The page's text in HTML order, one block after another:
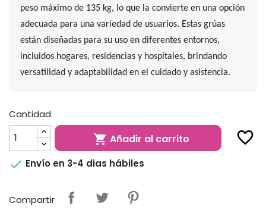
peso máximo de 135 kg, lo que la convierte en una opción
adecuada para una variedad de usuarios. Estas grúas
están diseñadas para su uso en diferentes entornos,
incluidos hogares, residencias y hospitales, brindando
versatilidad y adaptabilidad en el cuidado y asistencia.
Cantidad
 Añadir al carrito favorite_border
 Envío en 3-4 dias hábiles
Compartir